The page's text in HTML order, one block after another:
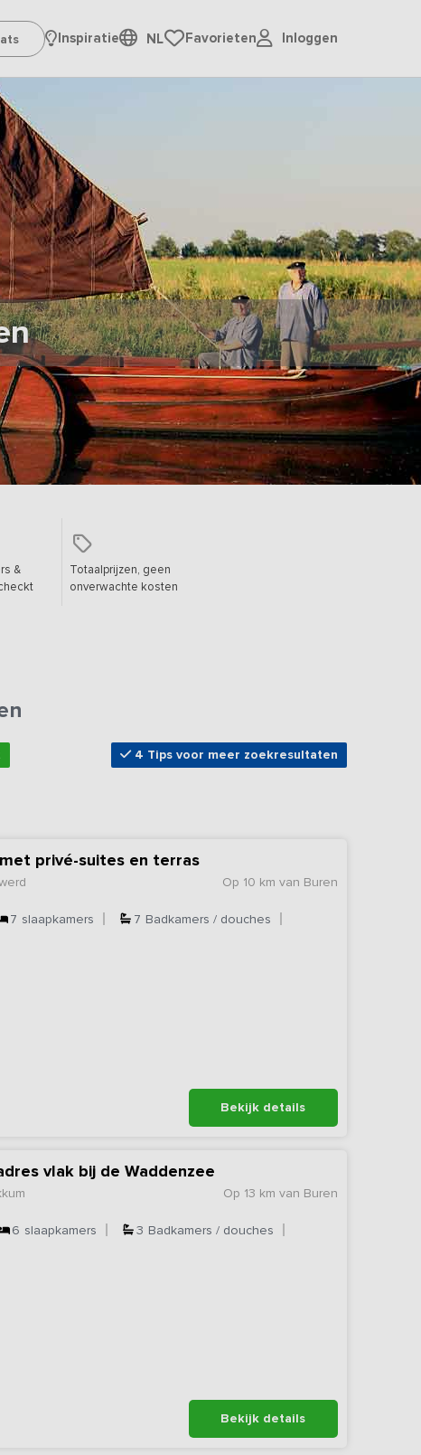
Inspiratie NL Favorieten Inloggen
&
Totaalprijzen, geen
onverwachte kosten
4 Tips voor meer zoekresultaten
privé-suites en terras
Op 10 km van Buren
7 slaapkamers 7 Badkamers / douches
Bekijk details
vlak bij de Waddenzee
Op 13 km van Buren
6 slaapkamers 3 Badkamers / douches
Bekijk details